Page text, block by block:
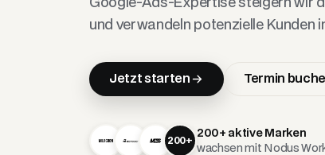
Google-Ads-Expertise steigern wir
und verwandeln potenzielle Kunden
Jetzt starten Termin
200+
200+ aktive Marken
wachsen mit Nodus